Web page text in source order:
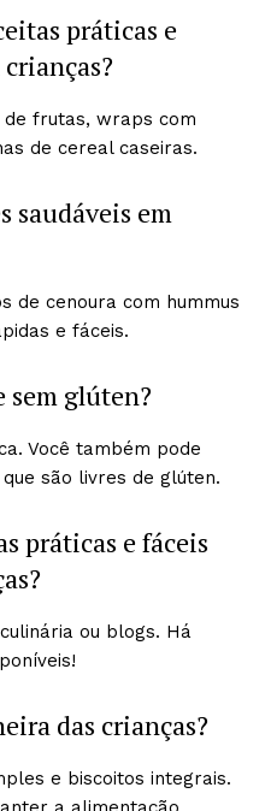
práticas e
de frutas, wraps com
de cereal caseiras.
saudáveis em
de cenoura com hummus
e fáceis.
sem glúten?
Você também pode
são livres de glúten.
práticas e fáceis
ou blogs. Há
das crianças?
e biscoitos integrais.